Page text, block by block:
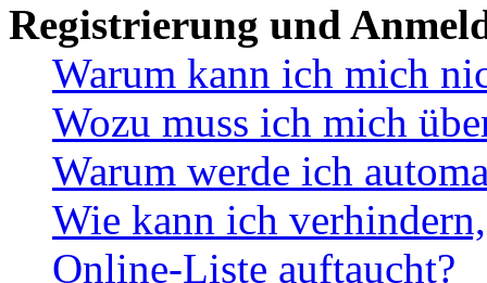
Registrierung und
Warum kann ich mich
Wozu muss ich mich
Warum werde ich
Wie kann ich
Online-Liste auftaucht?